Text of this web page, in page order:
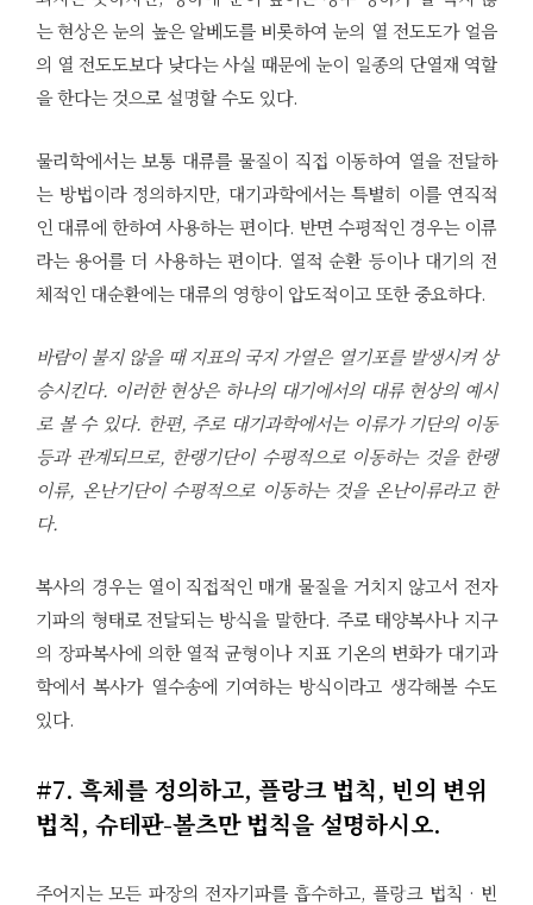
는 현상은 눈의 높은 알베도를 비롯하여 눈의 열 전도도가 얼음
의 열 전도도보다 낮다는 사실 때문에 눈이 일종의 단열재 역할
을 한다는 것으로 설명할 수도 있다.
물리학에서는 보통 대류를 물질이 직접 이동하여 열을 전달하
는 방법이라 정의하지만, 대기과학에서는 특별히 이를 연직적
인 대류에 한하여 사용하는 편이다. 반면 수평적인 경우는 이류
라는 용어를 더 사용하는 편이다. 열적 순환 등이나 대기의 전
체적인 대순환에는 대류의 영향이 압도적이고 또한 중요하다.
바람이 불지 않을 때 지표의 국지 가열은 열기포를 발생시켜 상
승시킨다. 이러한 현상은 하나의 대기에서의 대류 현상의 예시
로 볼 수 있다. 한편, 주로 대기과학에서는 이류가 기단의 이동
등과 관계되므로, 한랭기단이 수평적으로 이동하는 것을 한랭
이류, 온난기단이 수평적으로 이동하는 것을 온난이류라고 한
다.
복사의 경우는 열이 직접적인 매개 물질을 거치지 않고서 전자
기파의 형태로 전달되는 방식을 말한다. 주로 태양복사나 지구
의 장파복사에 의한 열적 균형이나 지표 기온의 변화가 대기과
학에서 복사가 열수송에 기여하는 방식이라고 생각해볼 수도
있다.
#7. 흑체를 정의하고, 플랑크 법칙, 빈의 변위
법칙, 슈테판-볼츠만 법칙을 설명하시오.
주어지는 모든 파장의 전자기파를 흡수하고, 플랑크 법칙 · 빈